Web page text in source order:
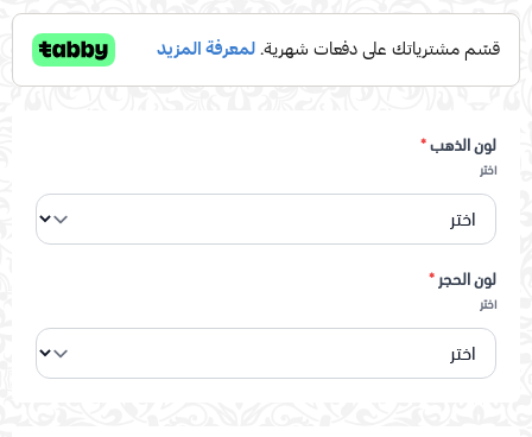
لون الذهب*
اختر
لون الحجر*
اختر